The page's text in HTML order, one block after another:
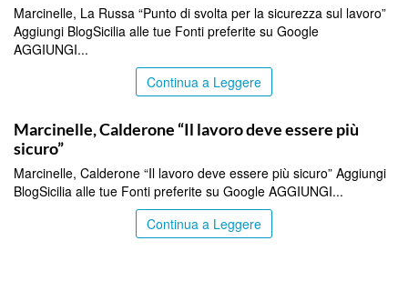
Marcinelle, La Russa “Punto di svolta per la sicurezza sul lavoro”
Aggiungi BlogSicilia alle tue Fonti preferite su Google
AGGIUNGI...
Continua a Leggere
Marcinelle, Calderone “Il lavoro deve essere più
sicuro”
Marcinelle, Calderone “Il lavoro deve essere più sicuro” Aggiungi
BlogSicilia alle tue Fonti preferite su Google AGGIUNGI...
Continua a Leggere